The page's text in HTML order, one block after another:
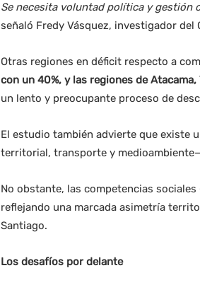
Se necesita voluntad política y gestión
señaló Fredy Vásquez, investigador
Otras regiones en déficit respecto a
con un 40%, y las regiones de
un lento y preocupante proceso de
El estudio también advierte que existe
territorial, transporte y
No obstante, las competencias
reflejando una marcada asimetría
Santiago.
Los desafíos por delante